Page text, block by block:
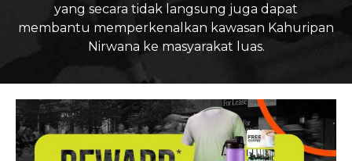
yang secara tidak langsung juga dapat
membantu memperkenalkan kawasan Kahuripan
Nirwana ke masyarakat luas.